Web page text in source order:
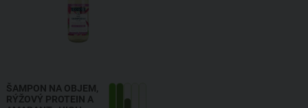
ŠAMPON NA OBJEM,
RÝŽOVÝ PROTEIN A